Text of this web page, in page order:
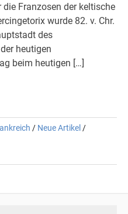
die Franzosen der keltische
wurde 82. v. Chr.
des
heutigen
beim heutigen […]
/ Neue Artikel /